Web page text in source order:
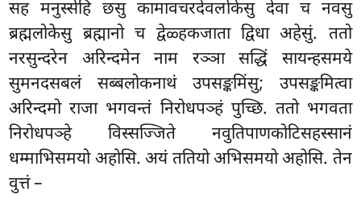
सह मनुस्सेहि छसु कामावचरदेवलोकेसु देवा च नवसु
ब्रह्मलोकेसु ब्रह्मानो च द्वेळ्हकजाता द्विधा अहेसुं. ततो
नरसुन्दरेन अरिन्दमेन नाम रञ्ञा सद्धिं सायन्हसमये
सुमनदसबलंसब्बलोकनाथं उपसङ्कमिंसु; उपसङ्कमित्वा
अरिन्दमो राजा भगवन्तं निरोधपञ्हं पुच्छि. ततो भगवता
निरोधपञ्हे विस्सज्जिते नवुतिपाणकोटिसहस्सानं
धम्माभिसमयो अहोसि. अयं ततियो अभिसमयो अहोसि. तेन
वुत्तं –